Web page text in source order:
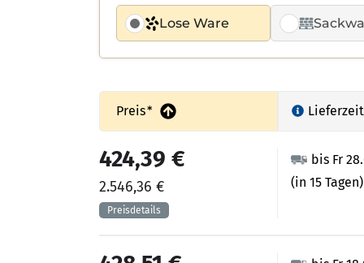
Lose Ware
Preis* Lieferzeit
bis Fr
(in 15 Tagen)
424,39 €
2.546,36 €